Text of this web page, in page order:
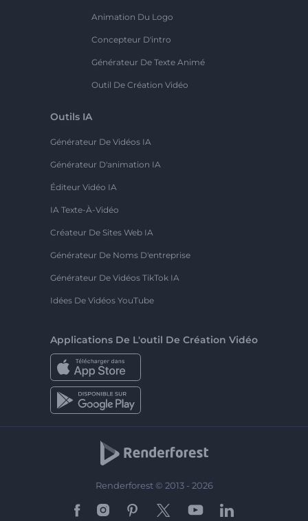
Animation Du Logo
Concepteur D'intro
Générateur De Texte Animé
Outil De Création Vidéo
Outils IA
Générateur De Vidéos IA
Générateur D'animation IA
Éditeur Vidéo IA
IA Texte-À-Vidéo
Créateur De Sites Web IA
Générateur De Noms D'entreprise
Générateur De Vidéos TikTok IA
Idées De Vidéos YouTube
Applications De L'outil De Création Vidéo
Renderforest © 2013 - 2026